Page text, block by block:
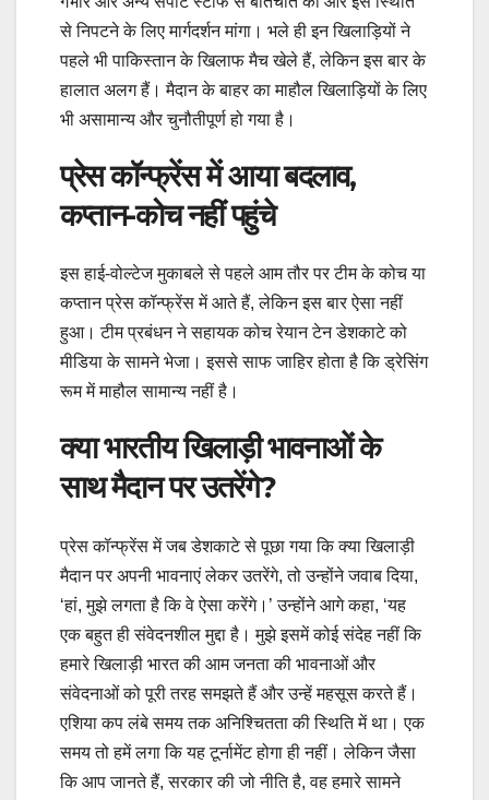
से निपटने के लिए मार्गदर्शन मांगा। भले ही इन खिलाड़ियों ने
पहले भी पाकिस्तान के खिलाफ मैच खेले हैं, लेकिन इस बार के
हालात अलग हैं। मैदान के बाहर का माहौल खिलाड़ियों के लिए
भी असामान्य और चुनौतीपूर्ण हो गया है।
प्रेस कॉन्फ्रेंस में आया बदलाव,
कप्तान-कोच नहीं पहुंचे
इस हाई-वोल्टेज मुकाबले से पहले आम तौर पर टीम के कोच या
कप्तान प्रेस कॉन्फ्रेंस में आते हैं, लेकिन इस बार ऐसा नहीं
हुआ। टीम प्रबंधन ने सहायक कोच रेयान टेन डेशकाटे को
मीडिया के सामने भेजा। इससे साफ जाहिर होता है कि ड्रेसिंग
रूम में माहौल सामान्य नहीं है।
क्या भारतीय खिलाड़ी भावनाओं के
साथ मैदान पर उतरेंगे?
प्रेस कॉन्फ्रेंस में जब डेशकाटे से पूछा गया कि क्या खिलाड़ी
मैदान पर अपनी भावनाएं लेकर उतरेंगे, तो उन्होंने जवाब दिया,
‘हां, मुझे लगता है कि वे ऐसा करेंगे।’ उन्होंने आगे कहा, ‘यह
एक बहुत ही संवेदनशील मुद्दा है। मुझे इसमें कोई संदेह नहीं कि
हमारे खिलाड़ी भारत की आम जनता की भावनाओं और
संवेदनाओं को पूरी तरह समझते हैं और उन्हें महसूस करते हैं।
एशिया कप लंबे समय तक अनिश्चितता की स्थिति में था। एक
समय तो हमें लगा कि यह टूर्नामेंट होगा ही नहीं। लेकिन जैसा
कि आप जानते हैं, सरकार की जो नीति है, वह हमारे सामने